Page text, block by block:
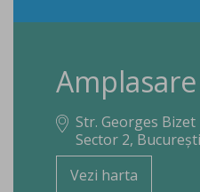
Amplasare
Str. Georges Bizet
Sector 2,
Vezi harta